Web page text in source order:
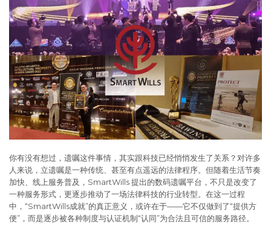
你有没有想过，遗嘱这件事情，其实跟科技已经悄悄发生了关系？对许多
人来说，立遗嘱是一种传统、甚至有点遥远的法律程序。但随着生活节奏
加快、线上服务普及，SmartWills 提出的数码遗嘱平台，不只是改变了
一种服务形式，更逐步推动了一场法律科技的行业转型。在这一过程
中，“SmartWills成就”的真正意义，或许在于——它不仅做到了“提供方
便”，而是逐步被各种制度与认证机制“认同”为合法且可信的服务路径。